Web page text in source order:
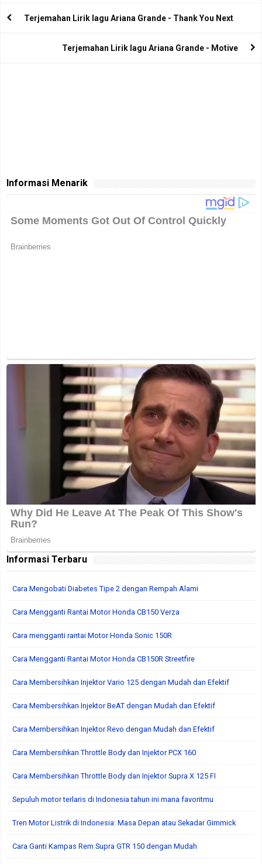
Terjemahan Lirik lagu Ariana Grande - Thank You Next
Terjemahan Lirik lagu Ariana Grande - Motive
Informasi Menarik
Informasi Terbaru
Cara Mengobati Diabetes Tipe 2 dengan Rempah Alami
Cara Mengganti Rantai Motor Honda CB150 Verza
Cara mengganti rantai Motor Honda Sonic 150R
Cara Mengganti Rantai Motor Honda CB150R Streetfire
Cara Membersihkan Injektor Vario 125 dengan Mudah dan Efektif
Cara Membersihkan Injektor BeAT dengan Mudah dan Efektif
Cara Membersihkan Injektor Revo dengan Mudah dan Efektif
Cara Membersihkan Throttle Body dan Injektor PCX 160
Cara Membersihkan Throttle Body dan Injektor Supra X 125 FI
Sepuluh motor terlaris di Indonesia tahun ini mana favoritmu
Tren Motor Listrik di Indonesia: Masa Depan atau Sekadar Gimmick
Cara Ganti Kampas Rem Supra GTR 150 dengan Mudah